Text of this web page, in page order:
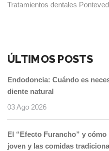
Tratamientos dentales
ÚLTIMOS POSTS
Endodoncia: Cuándo es
diente natural
03 Ago 2026
El “Efecto Furancho” y
joven y las comidas